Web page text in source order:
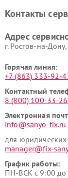
Контакты
Адрес
г. Ростов-на-
Горячая линия:
+7 (863) 333-92-
Контактный
8 (800) 100-33-26
Электронная
info@sanyo-fix.ru
для
manager@fix-
График работы:
ПН-ВСК с 9:00 до